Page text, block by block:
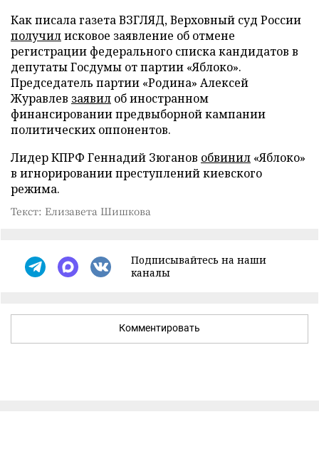
Как писала газета ВЗГЛЯД, Верховный суд России
получилисковое заявление об отмене
регистрации федерального списка кандидатов в
депутаты Госдумы от партии «Яблоко».
Председатель партии «Родина» Алексей
Журавлев заявил об иностранном
финансировании предвыборной кампании
политических оппонентов.
Лидер КПРФ Геннадий Зюганов обвинил «Яблоко»
в игнорировании преступлений киевского
режима.
Текст: Елизавета Шишкова
Подписывайтесь на наши
каналы
Комментировать